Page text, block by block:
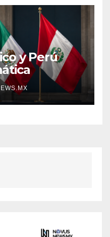
y Perú